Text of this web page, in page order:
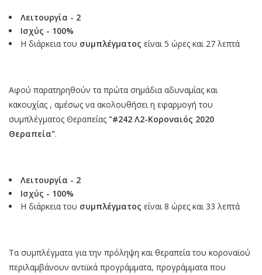
Λειτουργία - 2
Ισχύς - 100%
Η διάρκεια του συμπλέγματος είναι 5 ώρες και 27 λεπτά
Αφού παρατηρηθούν τα πρώτα σημάδια αδυναμίας και
κακουχίας , αμέσως να ακολουθήσει η εφαρμογή του
συμπλέγματος Θεραπείας "#242 Λ2-Κοροναιός 2020
Θεραπεία".
Λειτουργία - 2
Ισχύς - 100%
Η διάρκεια του συμπλέγματος είναι 8 ώρες και 33 λεπτά
Τα συμπλέγματα για την πρόληψη και θεραπεία του κοροναϊού
περιλαμβάνουν αντιϊκά προγράμματα, προγράμματα που